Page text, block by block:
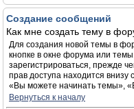
Создание сообщений
Как мне создать тему в
Для создания новой темы в
кнопке в окне форума или
зарегистрироваться, прежде
прав доступа находится
«Вы можете начинать темы»,
Вернуться к началу